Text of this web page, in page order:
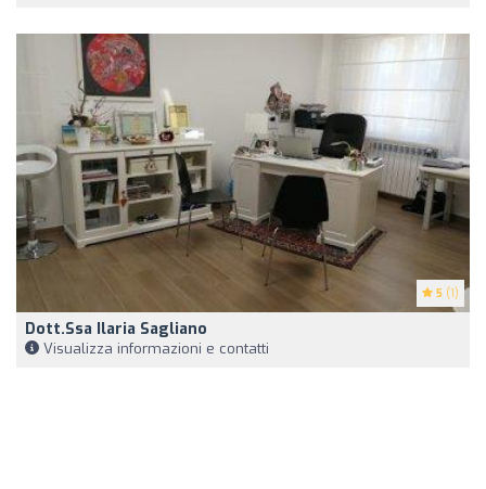
5 (1)
Dott.ssa Ilaria Sagliano
Visualizza informazioni e contatti